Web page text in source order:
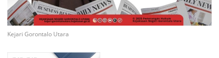
Kejari Gorontalo Utara